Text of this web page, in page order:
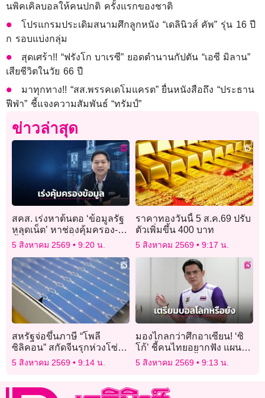
นพิคเคิลบอลให้คนปกติ ครั้งแรกของชาติ
โปรแกรมประเดิมสนามศึกลูกหนัง “เดลินิวส์ คัพ” รุ่น 16 ปี
ก รอบแบ่งกลุ่ม
สุดเศร้า!! “ฟรังโก บาเรซี” ยอดตำนานกัปตัน “เอซี มิลาน”
เสียชีวิตในวัย 66 ปี
มาทุกทาง!! “สส.พรรคเดโมแครต” ยื่นหนังสือถึง “ประธาน
ฟีฟ่า” ชี้แจงความสัมพันธ์ “ทรัมป์”
ข่าวล่าสุด
สคส. เร่งหาต้นตอ ‘ข้อมูลรัฐ
หลุดเน็ต’ หาช่องคุ้มครอง-ปิด
ซื้อขายข้อมูลเถื่อน
5 สิงหาคม 2569 9:20 น.
ราคาทองวันนี้ 5 ส.ค.69 ปรับ
ตัวเพิ่มขึ้น 400 บาท
5 สิงหาคม 2569 9:17 น.
สหรัฐจ่อขึ้นภาษี “โพลี
ซิลิคอน” สกัดจีนรุกห่วงโซ่
อุปทานชิป
5 สิงหาคม 2569 9:14 น.
มองไกลกว่าศึกอาเซียน! ‘ซิ
โก้’ ชี้คนไทยอยากฟัง แผนไป
บอลโลก-ตอนนี้มีหรือยัง
5 สิงหาคม 2569 9:13 น.